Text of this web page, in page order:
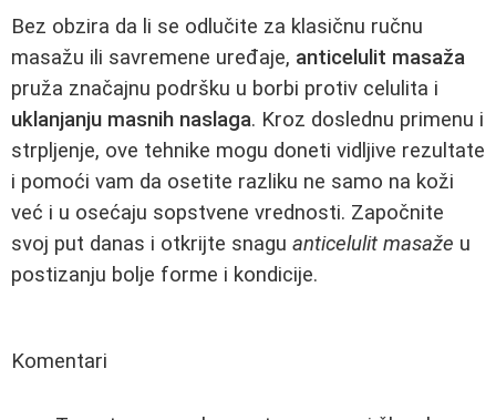
Bez obzira da li se odlučite za klasičnu ručnu
masažu ili savremene uređaje, anticelulit masaža
pruža značajnu podršku u borbi protiv celulita i
uklanjanju masnih naslaga. Kroz doslednu primenu i
strpljenje, ove tehnike mogu doneti vidljive rezultate
i pomoći vam da osetite razliku ne samo na koži
već i u osećaju sopstvene vrednosti. Započnite
svoj put danas i otkrijte snagu anticelulit masaže u
postizanju bolje forme i kondicije.
Komentari